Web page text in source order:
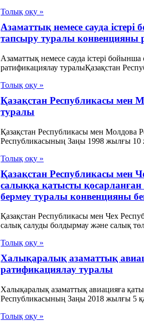
Толық оқу »
Азаматтық немесе сауда
тапсыру туралы конвенцияны
Азаматтық немесе сауда істері
ратификациялау туралыҚазақстан
Толық оқу »
Қазақстан Республикасы мен
туралы
Қазақстан Республикасы мен Молдова
Республикасының Заңы 1998 жылғы
Толық оқу »
Қазақстан Республикасы мен
салыққа қатысты
бермеу туралы конвенцияны
Қазақстан Республикасы мен Чех
салық салуды болдырмау және салық
Толық оқу »
Халықаралық азаматтық
ратификациялау туралы
Халықаралық азаматтық авиацияға
Республикасының Заңы 2018 жылғы 5
Толық оқу »